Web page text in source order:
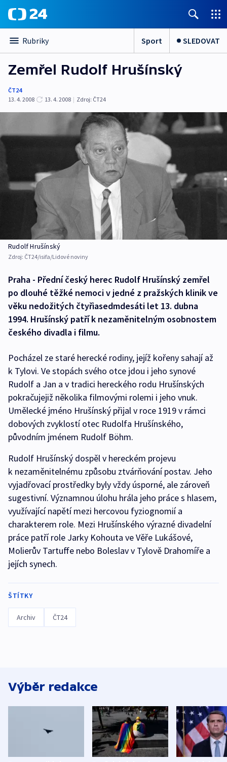
Rubriky Sport SLEDOVAT
Zemřel Rudolf Hrušínský
ČT24
13. 4. 2008
13. 4. 2008 | Zdroj: ČT24
Rudolf Hrušínský
Zdroj: ČT24/isifa/Lidové noviny
Praha - Přední český herec Rudolf Hrušínský zemřel
po dlouhé těžké nemoci v jedné z pražských klinik ve
věku nedožitých čtyřiasedmdesáti let 13. dubna
1994. Hrušínský patří k nezaměnitelným osobnostem
českého divadla i filmu.
Pocházel ze staré herecké rodiny, jejíž kořeny sahají až
k Tylovi. Ve stopách svého otce jdou i jeho synové
Rudolf a Jan a v tradici hereckého rodu Hrušínských
pokračujejiž několika filmovými rolemi i jeho vnuk.
Umělecké jméno Hrušínský přijal v roce 1919 v rámci
dobových zvyklostí otec Rudolfa Hrušínského,
původním jménem Rudolf Böhm.
Rudolf Hrušínský dospěl v hereckém projevu
k nezaměnitelnému způsobu ztvárňování postav. Jeho
vyjadřovací prostředky byly vždy úsporné, ale zároveň
sugestivní. Významnou úlohu hrála jeho práce s hlasem,
využívající napětí mezi hercovou fyziognomií a
charakterem role. Mezi Hrušínského výrazné divadelní
práce patří role Jarky Kohouta ve Věře Lukášové,
Molierův Tartuffe nebo Boleslav v Tylově Drahomíře a
jejích synech.
ŠTÍTKY
Archiv ČT24
Výběr redakce